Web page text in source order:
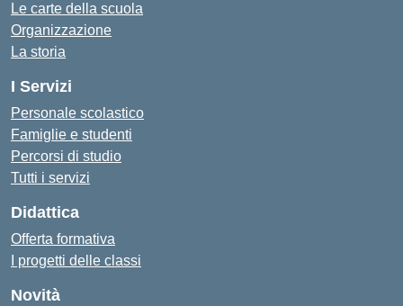
Le carte della scuola
Organizzazione
La storia
I Servizi
Personale scolastico
Famiglie e studenti
Percorsi di studio
Tutti i servizi
Didattica
Offerta formativa
I progetti delle classi
Novità